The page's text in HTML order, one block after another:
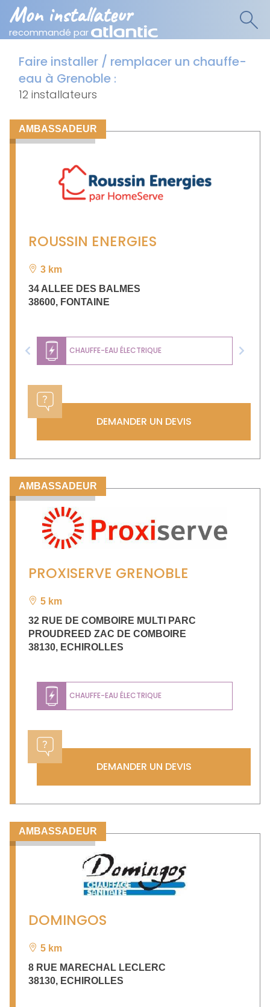
Mon installateur
recommandé par
Faire installer / remplacer un chauffe-
eau à Grenoble :
12 installateurs
AMBASSADEUR
ROUSSIN ENERGIES
3 km
34 ALLEE DES BALMES
38600, FONTAINE
CHAUFFE-EAU ÉLECTRIQUE
Previous Next
DEMANDER UN DEVIS
AMBASSADEUR
PROXISERVE GRENOBLE
5 km
32 RUE DE COMBOIRE MULTI PARC
PROUDREED ZAC DE COMBOIRE
38130, ECHIROLLES
CHAUFFE-EAU ÉLECTRIQUE
DEMANDER UN DEVIS
AMBASSADEUR
DOMINGOS
5 km
8 RUE MARECHAL LECLERC
38130, ECHIROLLES